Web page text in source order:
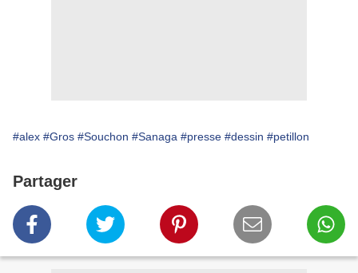
#alex #Gros #Souchon #Sanaga #presse #dessin #petillon
Partager